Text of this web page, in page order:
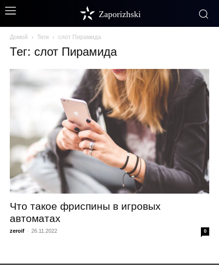
Zaporizhski
Домой Теги слот Пирамида
Тег: слот Пирамида
Что такое фриспины в игровых
автоматах
zeroif - 26.11.2022 0